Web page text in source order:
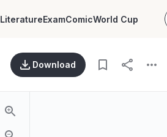
LiteratureExamComicWorld Cup
Download